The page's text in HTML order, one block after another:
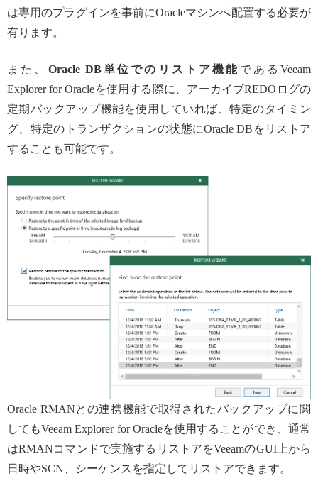
は専用のプラグインを事前にOracleマシンへ配置する必要が
有ります。
また、 Oracle DB単位でのリストア機能 であるVeeam
Explorer for Oracleを使用する際に、アーカイブREDOログの
定期バックアップ機能を使用していれば、特定のタイミン
グ、特定のトランザクションの状態にOracle DBをリストア
することも可能です。
Oracle RMANとの連携機能で取得されたバックアップに関
してもVeeam Explorer for Oracleを使用することができ、通常
はRMANコマンドで実施するリストアをVeeamのGUI上から
日時やSCN、シーケンスを指定してリストアできます。